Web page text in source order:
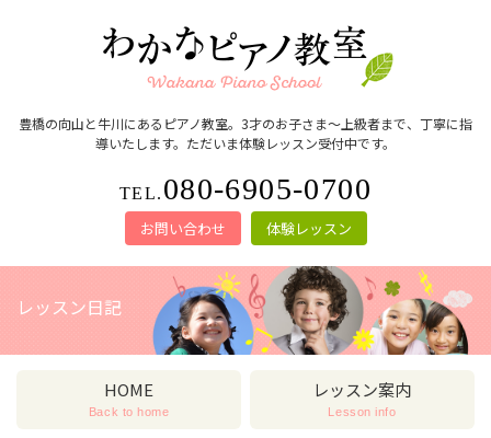
豊橋の向山と牛川にあるピアノ教室。3才のお子さま～上級者まで、丁寧に指
導いたします。ただいま体験レッスン受付中です。
TEL. 080-6905-0700
お問い合わせ 体験レッスン
レッスン日記
HOME
Back to home
レッスン案内
Lesson info